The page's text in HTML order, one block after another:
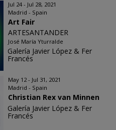
Jul 24 - Jul 28, 2021
Madrid - Spain
Art Fair
ARTESANTANDER
José María Yturralde
Galería Javier López & Fer
Francés
May 12 - Jul 31, 2021
Madrid - Spain
Christian Rex van Minnen
Galería Javier López & Fer
Francés